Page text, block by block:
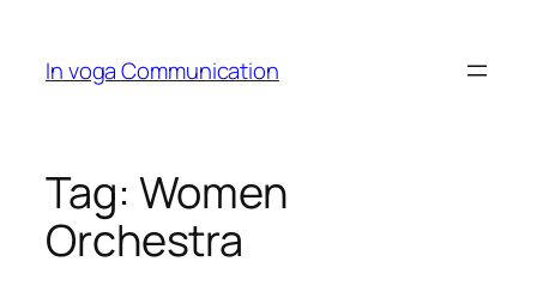
content
In voga Communication
Tag: Women
Orchestra